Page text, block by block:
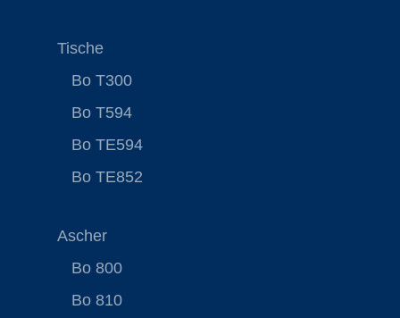
Tische
Bo T300
Bo T594
Bo TE594
Bo TE852
Ascher
Bo 800
Bo 810